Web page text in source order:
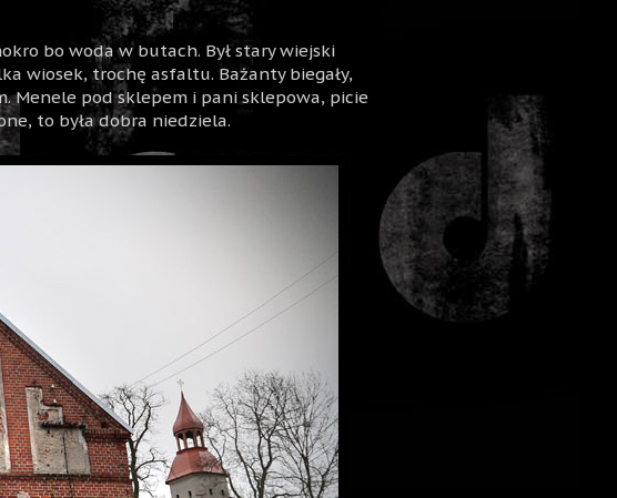
bo woda w butach. Był stary wiejski
wiosek, trochę asfaltu. Bażanty biegały,
Menele pod sklepem i pani sklepowa, picie
to była dobra niedziela.